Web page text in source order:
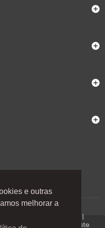
e outras
melhorar a
de CINCO TI
CNPJ: 08.307.867/0001-04 |
preços anunciados neste